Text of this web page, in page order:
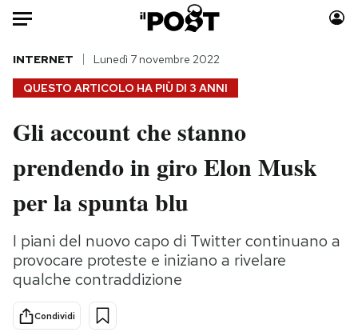
Auto
HOME
Italia
Politica
Tecnologia
Scienza
Cultura
Sport
Moda
Consumismi
Media
QUESTO ARTICOLO HA PIÙ DI 3 ANNI
INTERNET Lunedì 7 novembre 2022
Gli account che stanno
prendendo in giro Elon Musk
per la spunta blu
I piani del nuovo capo di Twitter continuano a
provocare proteste e iniziano a rivelare
qualche contraddizione
Condividi